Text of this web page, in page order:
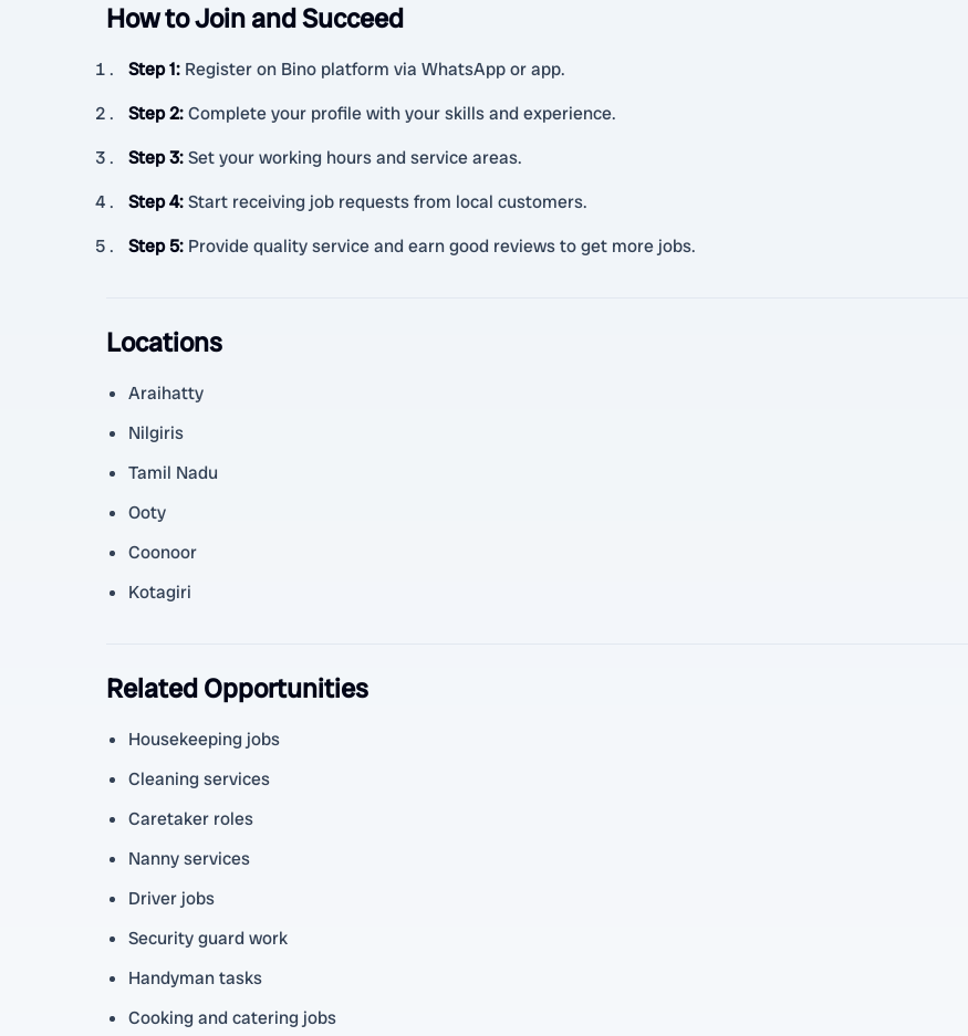
How to Join and Succeed
Step 1: Register on Bino platform via WhatsApp or app.
Step 2:Complete your profile with your skills and experience.
Step 3:Set your working hours and service areas.
Step 4:Start receiving job requests from local customers.
Step 5: Provide quality service and earn good reviews to get more jobs.
Locations
Araihatty
Nilgiris
Tamil Nadu
Ooty
Coonoor
Kotagiri
Related Opportunities
Housekeeping jobs
Cleaning services
Caretaker roles
Nanny services
Driver jobs
Security guard work
Handyman tasks
Cooking and catering jobs